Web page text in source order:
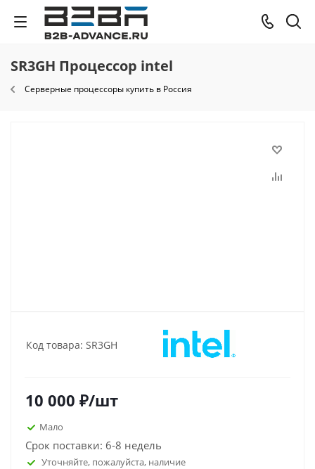
SR3GH Процессор intel
Cерверные процессоры купить в Россия
Код товара: SR3GH
10 000 ₽/шт
Мало
Срок поставки: 6-8 недель
Уточняйте, пожалуйста, наличие